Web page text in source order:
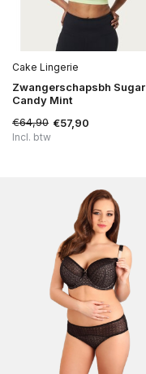
Cake Lingerie
Zwangerschapsbh Sugar
Candy Mint
€64,90 €57,90
Incl. btw